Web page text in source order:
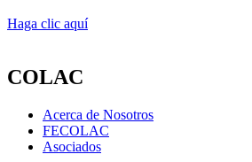
Haga clic aquí
COLAC
Acerca de Nosotros
FECOLAC
Asociados